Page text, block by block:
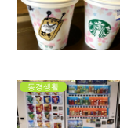
동경생활